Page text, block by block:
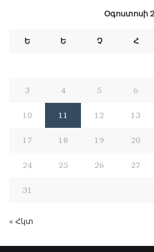
Օգոստոսի
Ե Ե Չ Հ
3 4 5 6
10 11 12 13
17 18 19 20
24 25 26 27
31
« Հկտ